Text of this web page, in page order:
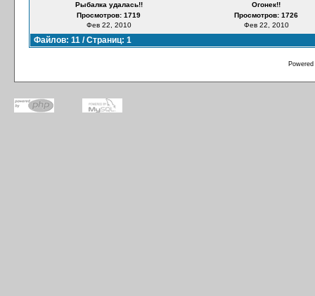
Рыбалка удалась!!
Просмотров: 1719
Фев 22, 2010
Огонек!!
Просмотров: 1726
Фев 22, 2010
Файлов: 11 / Страниц: 1